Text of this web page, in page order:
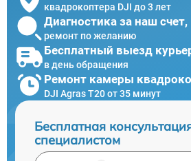
квадрокоптера DJI до 3 лет
Диагностика за наш счет,
ремонт по желанию
Бесплатный выезд
в день обращения
Ремонт камеры
DJI Agras T20 от 35 минут
Бесплатная
специалистом